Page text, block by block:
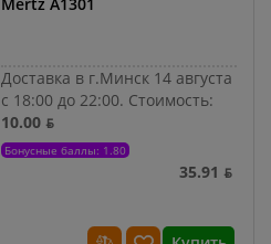
Доставка в г.Минск 14 августа
с 18:00 до 22:00. Стоимость:
10.00 ƃ
Бонусные баллы: 1.80
35.91 ƃ